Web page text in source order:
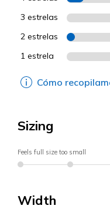
3 estrelas
2 estrelas
1 estrela
Cómo
Sizing
Feels full size too small
Width